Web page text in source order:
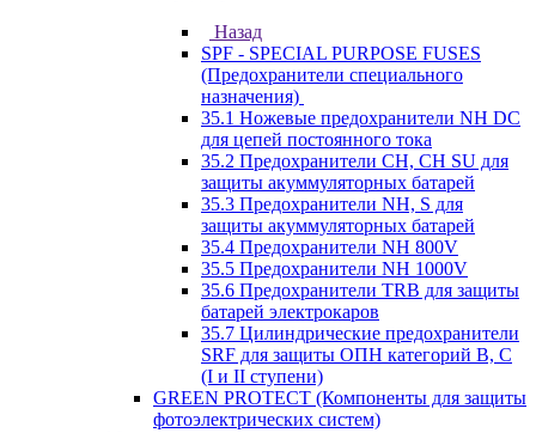
Назад
SPF - SPECIAL PURPOSE FUSES
(Предохранители специального
назначения)
35.1 Ножевые предохранители NH DC
для цепей постоянного тока
35.2 Предохранители CH, CH SU для
защиты акуммуляторных батарей
35.3 Предохранители NH, S для
защиты акуммуляторных батарей
35.4 Предохранители NH 800V
35.5 Предохранители NH 1000V
35.6 Предохранители TRB для защиты
батарей электрокаров
35.7 Цилиндрические предохранители
SRF для защиты ОПН категорий B, C
(I и II ступени)
GREEN PROTECT (Компоненты для защиты
фотоэлектрических систем)